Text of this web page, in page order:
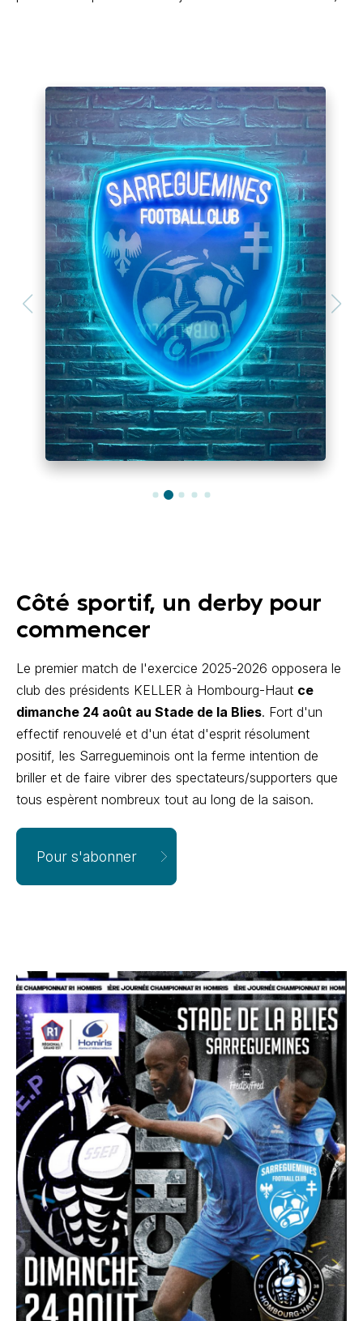
Côté sportif, un derby pour
commencer
Le premier match de l'exercice 2025-2026 opposera le
club des présidents KELLER à Hombourg-Haut ce
dimanche 24 août au Stade de la Blies. Fort d'un
effectif renouvelé et d'un état d'esprit résolument
positif, les Sarregueminois ont la ferme intention de
briller et de faire vibrer des spectateurs/supporters que
tous espèrent nombreux tout au long de la saison.
Pour s'abonner